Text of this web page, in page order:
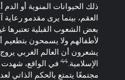
ذلك الحيوانات المنوية أو الدم أو
العقم، بينما يرى مقدمو رعاية
بعض الشعوب القبلية تعتبرها غير
لأطفالهم ولا يسمحون بتطعيم
يشعرون أن العالم الغربي يروج
الإسلامية.44 في الواقع، شهدت
مجتمعًا يتمتع بالحكم الذاتي